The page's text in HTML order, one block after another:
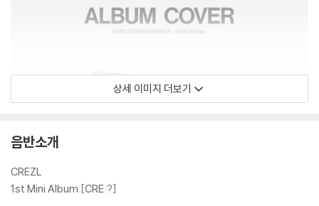
상세 이미지 더보기
음반소개
CREZL
1st Mini Album [CRE:?]